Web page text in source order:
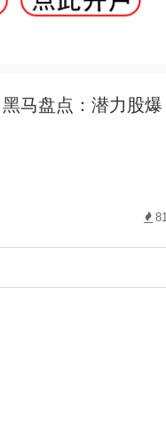
马盘点：潜力股爆
81